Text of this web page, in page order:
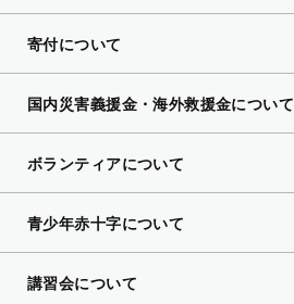
寄付について
国内災害義援金・海外救援金について
ボランティアについて
青少年赤十字について
講習会について